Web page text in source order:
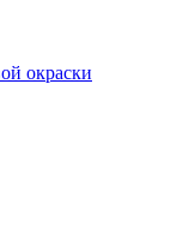
окраски